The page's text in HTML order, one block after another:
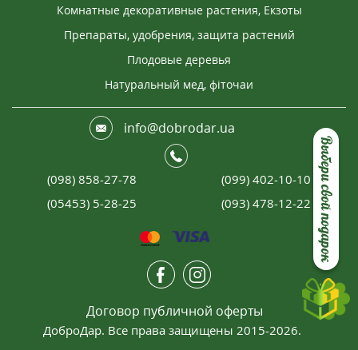
Выбери свой подарок
Комнатные декоративные растения, Екзоты
Препараты, удобрения, защита растений
Плодовые деревья
Натуральный мед, фіточаи
info@dobrodar.ua
(098) 858-27-78
(099) 402-10-10
(05453) 5-28-25
(093) 478-12-22
Договор публичной оферты
ДоброДар. Все права защищены 2015-2026.